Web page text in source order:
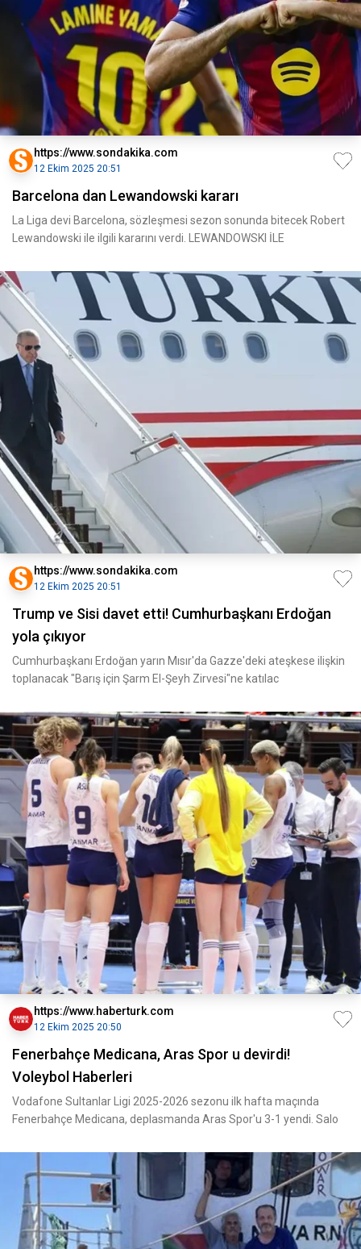
https://www.sondakika.com
12 Ekim 2025 20:51
Barcelona dan Lewandowski kararı
La Liga devi Barcelona, sözleşmesi sezon sonunda bitecek Robert
Lewandowski ile ilgili kararını verdi. LEWANDOWSKI İLE
https://www.sondakika.com
12 Ekim 2025 20:51
Trump ve Sisi davet etti! Cumhurbaşkanı Erdoğan
yola çıkıyor
Cumhurbaşkanı Erdoğan yarın Mısır'da Gazze'deki ateşkese ilişkin
toplanacak "Barış için Şarm El-Şeyh Zirvesi"ne katılac
https://www.haberturk.com
12 Ekim 2025 20:50
Fenerbahçe Medicana, Aras Spor u devirdi!
Voleybol Haberleri
Vodafone Sultanlar Ligi 2025-2026 sezonu ilk hafta maçında
Fenerbahçe Medicana, deplasmanda Aras Spor'u 3-1 yendi. Salo